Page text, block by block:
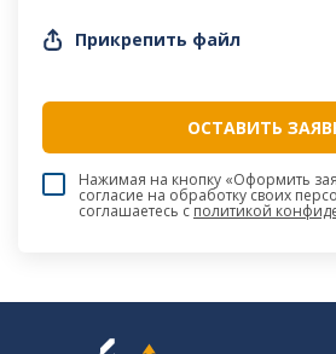
Прикрепить файл
Нажимая на кнопку «Оформить
согласие на обработку своих
соглашаетесь cполитикой